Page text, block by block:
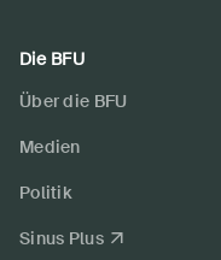
Die BFU
Über die BFU
Medien
Politik
Sinus Plus